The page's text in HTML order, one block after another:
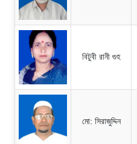
বিটুবী রানী গুহ
মো: সিরাজুদ্দিন